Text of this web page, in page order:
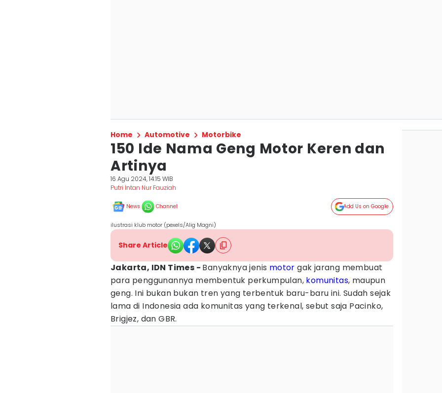
Home Automotive Motorbike
150 Ide Nama Geng Motor Keren dan
Artinya
16 Agu 2024, 14:15 WIB
Putri Intan Nur Fauziah
News Channel Add Us on Google
ilustrasi klub motor (pexels/Alig Magni)
Share Article
Jakarta, IDN Times - Banyaknya jenis motor gak jarang membuat
para penggunannya membentuk perkumpulan, komunitas, maupun
geng. Ini bukan bukan tren yang terbentuk baru-baru ini. Sudah sejak
lama di Indonesia ada komunitas yang terkenal, sebut saja Pacinko,
Brigjez, dan GBR.